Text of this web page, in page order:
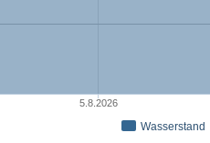
Wasserstand
5.8.2026